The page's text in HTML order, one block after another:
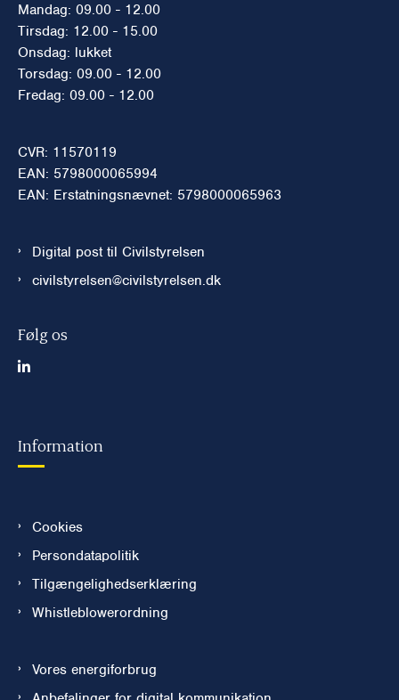
Mandag: 09.00 - 12.00
Tirsdag: 12.00 - 15.00
Onsdag: lukket
Torsdag: 09.00 - 12.00
Fredag: 09.00 - 12.00
CVR: 11570119
EAN: 5798000065994
EAN: Erstatningsnævnet: 5798000065963
Digital post til Civilstyrelsen
civilstyrelsen@civilstyrelsen.dk
Følg os
Information
Cookies
Persondatapolitik
Tilgængelighedserklæring
Whistleblowerordning
Vores energiforbrug